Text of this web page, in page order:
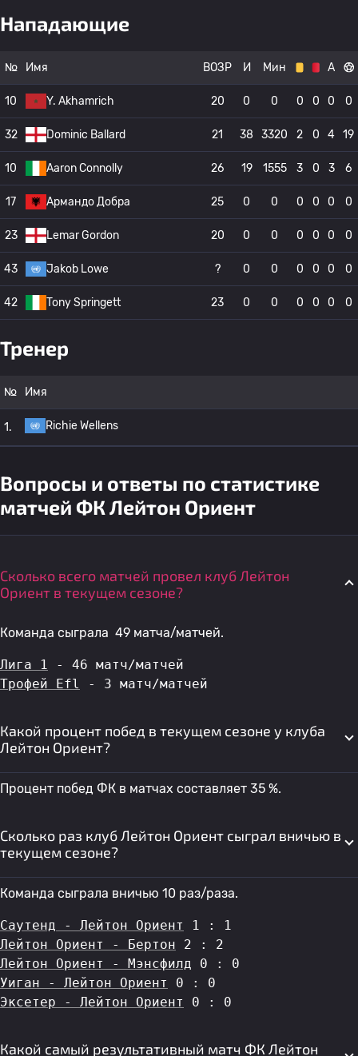
Нападающие
№ Имя ВОЗР И Мин А
10 Y. Akhamrich 20 0 0 0 0 0 0
32 Dominic Ballard 21 38 3320 2 0 4 19
10 Aaron Connolly 26 19 1555 3 0 3 6
17 Армандо Добра 25 0 0 0 0 0 0
23 Lemar Gordon 20 0 0 0 0 0 0
43 Jakob Lowe ? 0 0 0 0 0 0
42 Tony Springett 23 0 0 0 0 0 0
Тренер
№ Имя
1. Richie Wellens
Вопросы и ответы по статистике
матчей ФК Лейтон Ориент
Сколько всего матчей провел клуб Лейтон
Ориент в текущем сезоне?
Команда сыграла 49 матча/матчей.
Лига 1 - 46 матч/матчей
Трофей Efl
- 3 матч/матчей
Какой процент побед в текущем сезоне у клуба
Лейтон Ориент?
Процент побед ФК в матчах составляет 35 %.
Сколько раз клуб Лейтон Ориент сыграл вничью в
текущем сезоне?
Команда сыграла вничью 10 раз/раза.
Саутенд - Лейтон Ориент
1 : 1
Лейтон Ориент - Бертон 2 : 2
Лейтон Ориент - Мэнсфилд 0 : 0
Уиган - Лейтон Ориент
0 : 0
Эксетер - Лейтон Ориент
0 : 0
Какой самый результативный матч ФК Лейтон